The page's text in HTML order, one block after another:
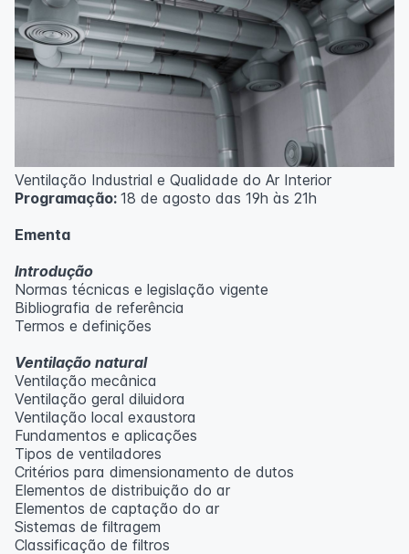
Ventilação Industrial e Qualidade do Ar Interior
Programação: 18 de agosto das 19h às 21h
Ementa
Introdução
Normas técnicas e legislação vigente
Bibliografia de referência
Termos e definições
Ventilação natural
Ventilação mecânica
Ventilação geral diluidora
Ventilação local exaustora
Fundamentos e aplicações
Tipos de ventiladores
Critérios para dimensionamento de dutos
Elementos de distribuição do ar
Elementos de captação do ar
Sistemas de filtragem
Classificação de filtros